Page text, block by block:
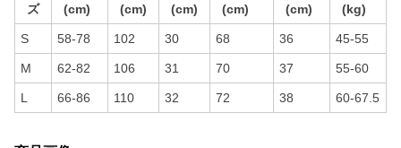
ズ
(cm)
(cm)
(cm)
(cm)
(cm)
(kg)
S 58-78 102 30 68 36 45-55
M 62-82 106 31 70 37 55-60
L 66-86 110 32 72 38 60-67.5